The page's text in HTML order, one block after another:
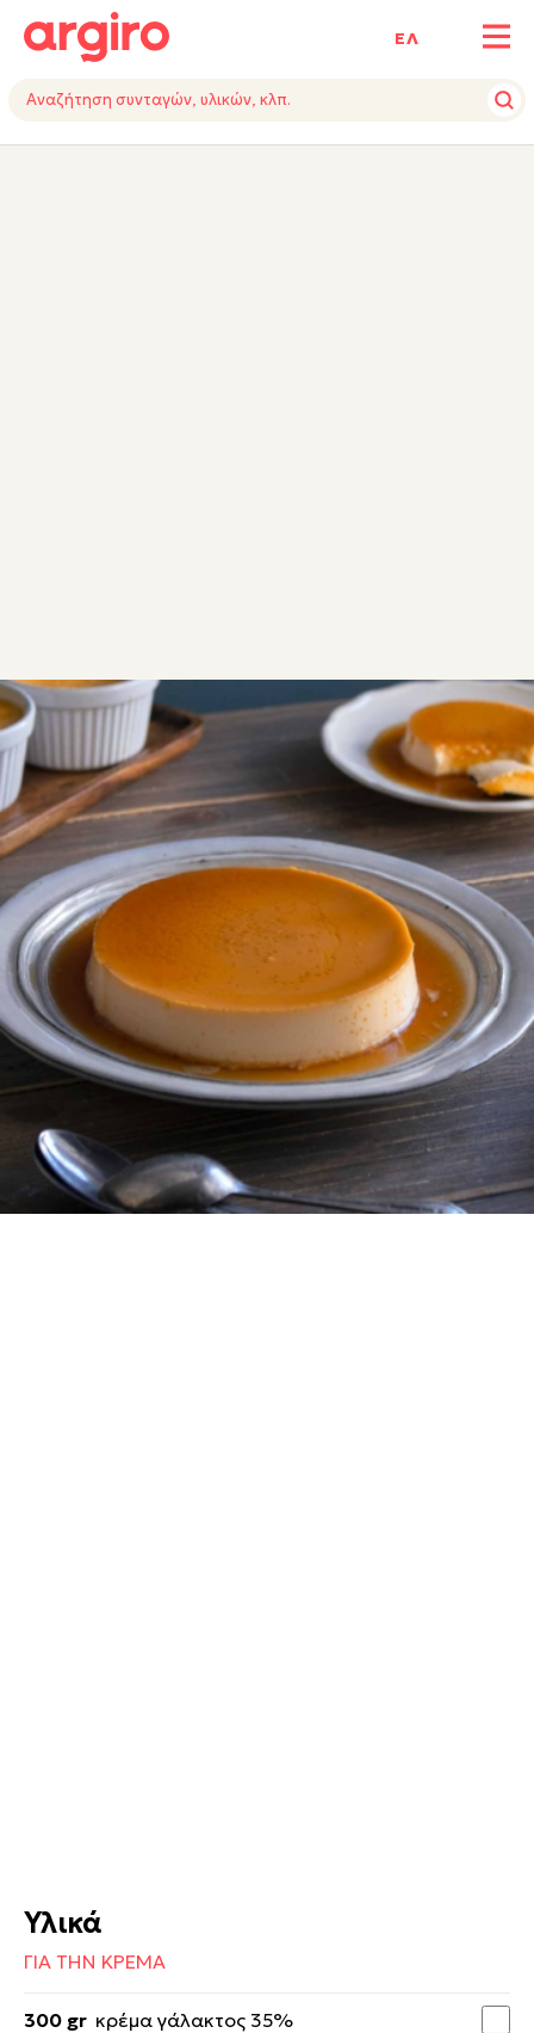
ΕΛ
ΥΛΙΚΑΕΚΤΕΛΕΣΗΕΞΟΠΛΙΣΜΟΣ
ΣΥΝΤΑΓΕΣ ΓΛΥΚΑ ΜΟΥΣ / ΚΡΕΜΕΣ
Κρέμα καραμελέ
Η καλύτερη συνταγή για κρέμα καραμελέ,
τρεμουλιαστή και υπέροχη! Δώστε προσοχή στο
σιρόπι καραμέλας και αφήστε την να παγώσει καλά
πριν την σερβίρετε.
Μεσαία 6:20
1 ώρα
Υλικά
ΓΙΑ ΤΗΝ ΚΡΕΜΑ
300 gr κρέμα γάλακτος 35%